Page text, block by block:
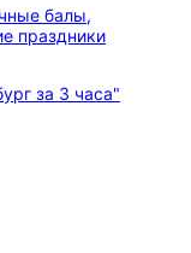
балы,
праздники